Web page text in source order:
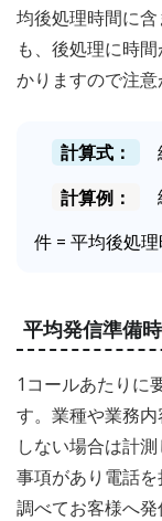
均後処理時間に
も、後処理に時
かりますので注意
計算式：
計算例：
件 = 平均後処理
平均発信準備
1コールあたりに
す。業種や業務
しない場合は計
事項があり電話
調べてお客様へ